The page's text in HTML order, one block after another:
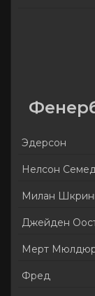
Эдерсон
Нелсон
Милан
Джейден
Мерт
Фред